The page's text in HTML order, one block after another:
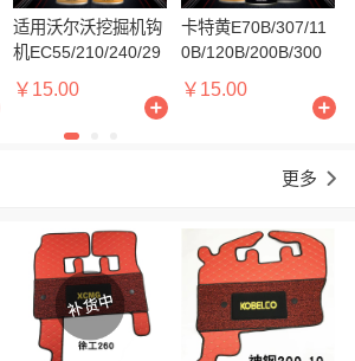
适用沃尔沃挖掘机钩
机EC55/210/240/29
喷漆
￥15.00
卡特黄E70B/307/11
0B/120B/200B/300
机手喷漆
￥15.00
更多 